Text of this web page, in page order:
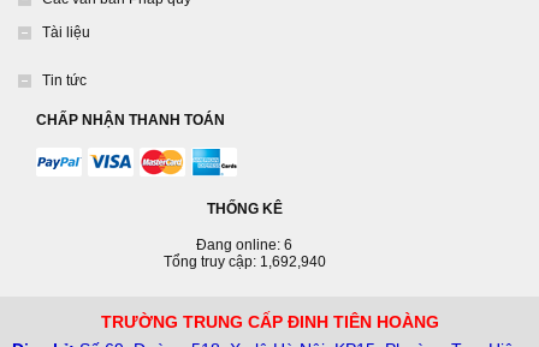
Tài liệu
Tin tức
CHẤP NHẬN THANH TOÁN
THỐNG KÊ
Đang online: 6
Tổng truy cập: 1,692,940
TRƯỜNG TRUNG CẤP ĐINH TIÊN HOÀNG